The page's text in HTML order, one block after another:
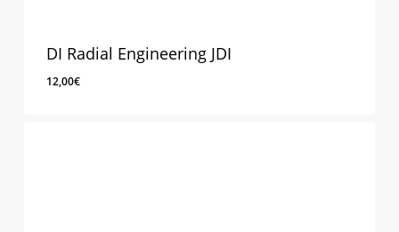
DI Radial Engineering JDI
12,00€